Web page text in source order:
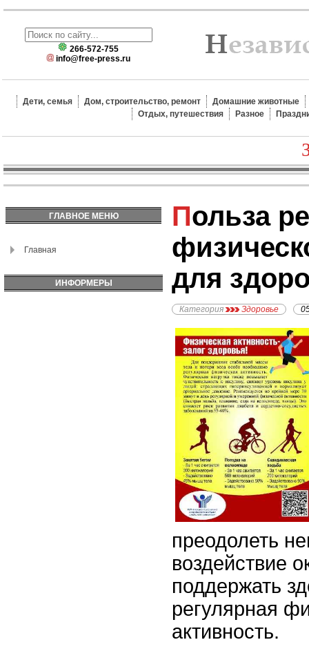
266-572-755
info@free-press.ru
Дети, семья Дом, строительство, ремонт
Домашние животные
Отдых, путешествия
Разное
ГЛАВНОЕ МЕНЮ
Главная
ИНФОРМЕРЫ
Польза регулярной
для
Категория Здоровье
преодолеть
воздействие
поддержать
регулярная
активность.